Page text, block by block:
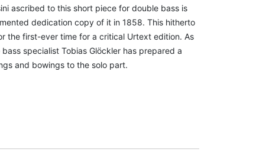
ascribed to this short piece for double bass is
dedication copy of it in 1858. This hitherto
the first-ever time for a critical Urtext edition. As
specialist Tobias Glöckler has prepared a
and bowings to the solo part.